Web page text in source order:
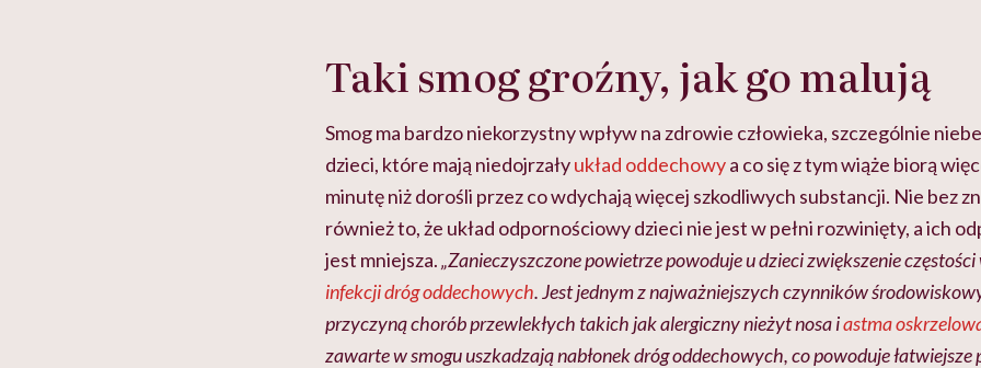
Taki smog groźny, jak go malują
Smog ma bardzo niekorzystny wpływ na zdrowie człowieka, szczególnie
dzieci, które mają niedojrzałyukład oddechowya co się z tym wiąże biorą
minutę niż dorośli przez co wdychają więcej szkodliwych substancji. Nie bez
również to, że układ odpornościowy dzieci nie jest w pełni rozwinięty, a ich
jest mniejsza.„Zanieczyszczone powietrze powoduje u dzieci zwiększenie
infekcji dróg oddechowych. Jest jednym z najważniejszych czynników
przyczyną chorób przewlekłych takich jak alergiczny nieżyt nosa iastma
zawarte w smogu uszkadzają nabłonek dróg oddechowych, co powoduje łatwiejsze